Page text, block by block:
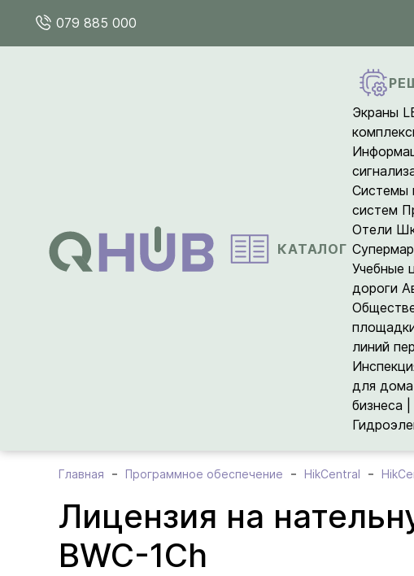
079 885 000
КАТАЛОГ
Экраны
Системы
систем
Отели
Учебные
дороги
линий
для
бизнеса
Главная Программное обеспечение HikCentral
Лицензия на
BWC-1Ch